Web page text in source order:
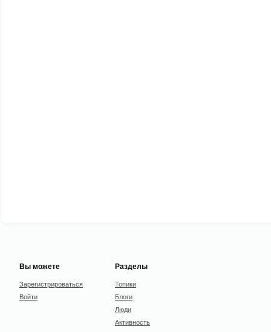
Вы можете
Зарегистрироваться
Войти
Разделы
Топики
Блоги
Люди
Активность